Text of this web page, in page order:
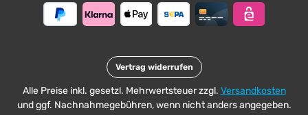
Ich habe die Datenschutzbestimmungen zur Kenntnis
genommen und dieAGBgelesen und bin mit ihnen
Um weiterzugehen, geben Sie die oben abgebildeten Zeichen ein
Pflichtfelder.
Vertrag widerrufen
Alle Preise inkl. gesetzl. Mehrwertsteuer zzgl. Versandkosten
und ggf. Nachnahmegebühren, wenn nicht anders angegeben.